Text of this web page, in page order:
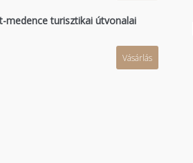
medence turisztikai útvonalai
Vásárlás